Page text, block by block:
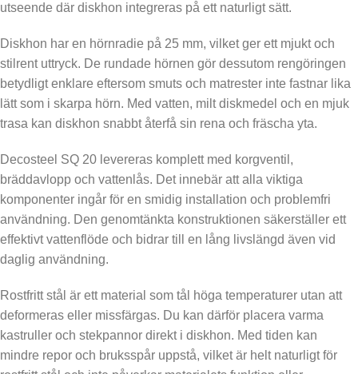
utseende där diskhon integreras på ett naturligt sätt.
Diskhon har en hörnradie på 25 mm, vilket ger ett mjukt och
stilrent uttryck. De rundade hörnen gör dessutom rengöringen
betydligt enklare eftersom smuts och matrester inte fastnar lika
lätt som i skarpa hörn. Med vatten, milt diskmedel och en mjuk
trasa kan diskhon snabbt återfå sin rena och fräscha yta.
Decosteel SQ 20 levereras komplett med korgventil,
bräddavlopp och vattenlås. Det innebär att alla viktiga
komponenter ingår för en smidig installation och problemfri
användning. Den genomtänkta konstruktionen säkerställer ett
effektivt vattenflöde och bidrar till en lång livslängd även vid
daglig användning.
Rostfritt stål är ett material som tål höga temperaturer utan att
deformeras eller missfärgas. Du kan därför placera varma
kastruller och stekpannor direkt i diskhon. Med tiden kan
mindre repor och bruksspår uppstå, vilket är helt naturligt för